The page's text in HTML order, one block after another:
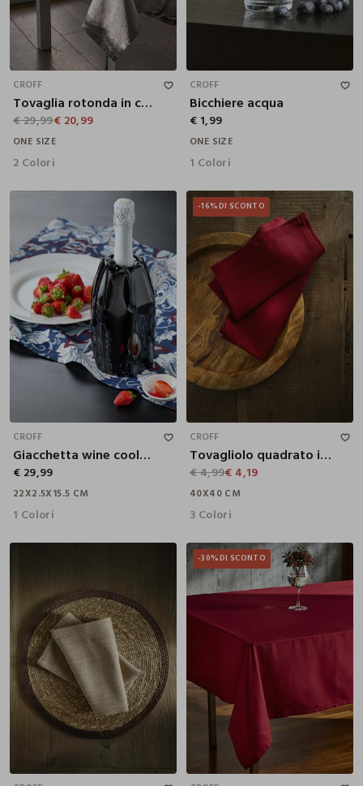
CROFF
Tovaglia rotonda in cotone jacquard
€ 29,99€ 20,99
ONE SIZE
2 Colori
CROFF
Bicchiere acqua
€ 1,99
ONE SIZE
1 Colori
CROFF
Giacchetta wine cooler per vino
€ 29,99
22X2.5X15.5 CM
1 Colori
-16%DI SCONTO
CROFF
Tovagliolo quadrato in tela di cotone Panama
€ 4,99€ 4,19
40X40 CM
3 Colori
42X42 CM
-30%DI SCONTO
8 POSTI 8 POSTI
90X90 CM
200X200 CM
240X240 CM